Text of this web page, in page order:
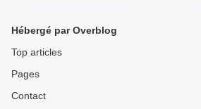
Hébergé par Overblog
Top articles
Pages
Contact